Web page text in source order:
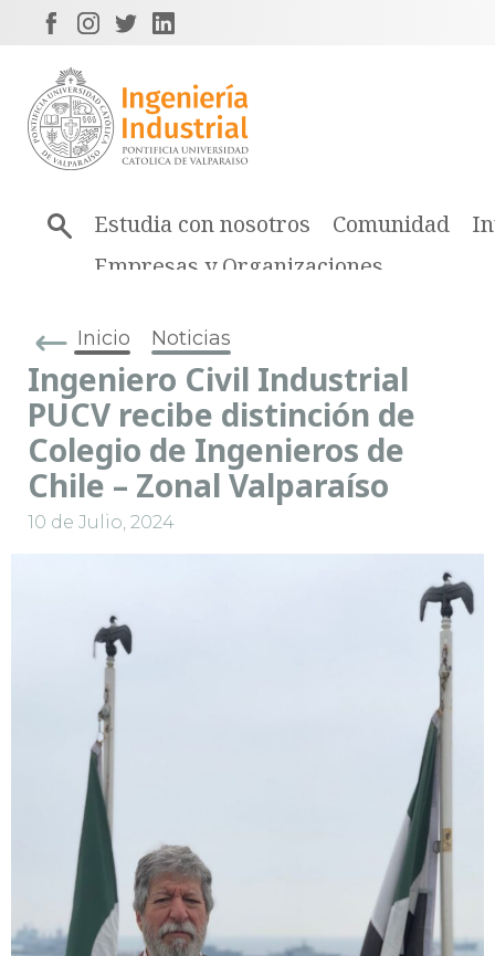
Estudia con nosotros Comunidad
Empresas y Organizaciones
Inicio Noticias
Ingeniero Civil Industrial
PUCV recibe distinción de
Colegio de Ingenieros de
Chile – Zonal Valparaíso
10 de Julio, 2024